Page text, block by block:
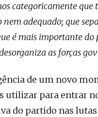
categoricamente que
adequado; que
é mais importante
as forças
de um novo
utilizar para entrar
do partido nas